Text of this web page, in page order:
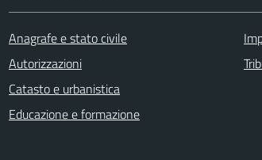
Anagrafe e stato civile
Autorizzazioni
Catasto e urbanistica
Educazione e formazione